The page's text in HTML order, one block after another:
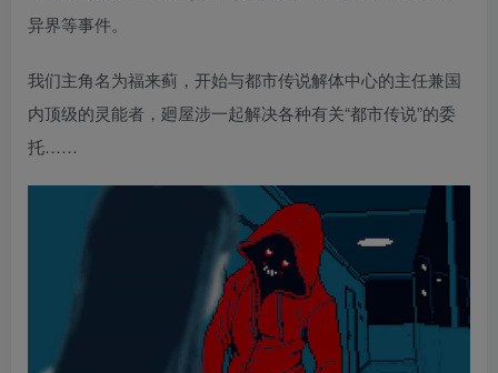
异界等事件。
我们主角名为福来蓟，开始与都市传说解体中心的主任兼国
内顶级的灵能者，廻屋涉一起解决各种有关“都市传说”的委
托……